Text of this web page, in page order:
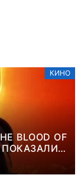
КИНО
BLOOD OF
ПОКАЗАЛИ
CD